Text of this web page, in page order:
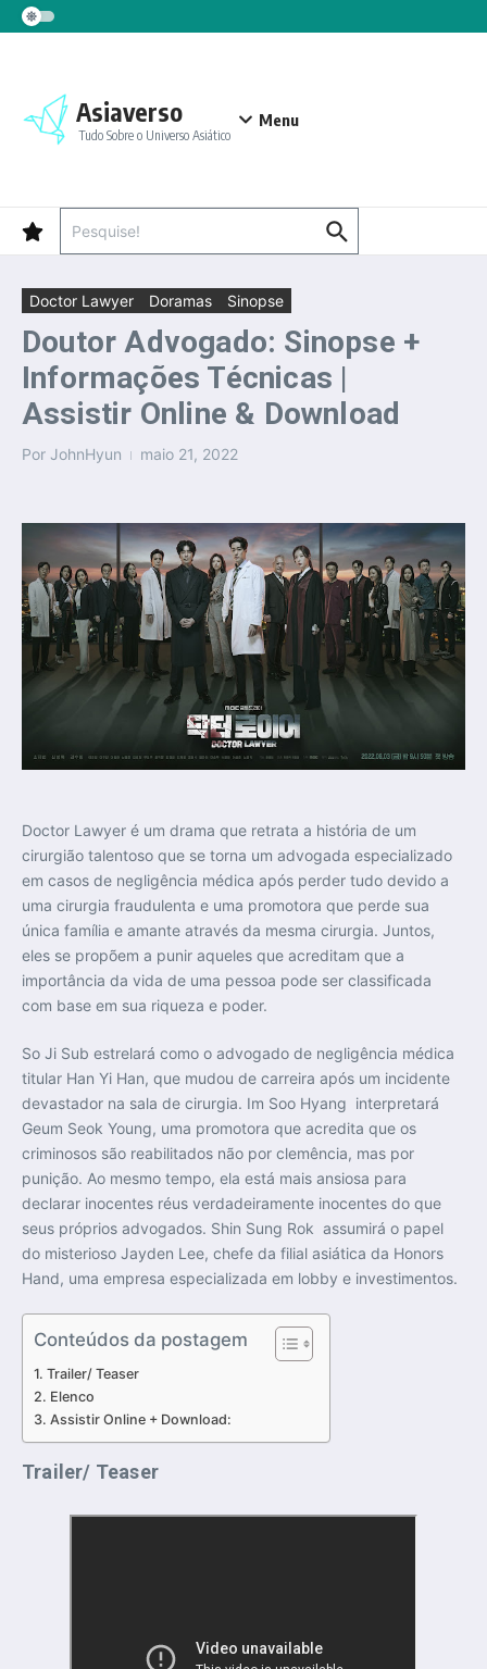
Ir para o conteúdo
Asiaverso
Tudo Sobre o Universo Asiático
Menu
Doctor Lawyer Doramas Sinopse
Doutor Advogado: Sinopse +
Informações Técnicas |
Assistir Online & Download
Por JohnHyun maio 21, 2022
Doctor Lawyer é um drama que retrata a história de um
cirurgião talentoso que se torna um advogada especializado
em casos de negligência médica após perder tudo devido a
uma cirurgia fraudulenta e uma promotora que perde sua
única família e amante através da mesma cirurgia. Juntos,
eles se propõem a punir aqueles que acreditam que a
importância da vida de uma pessoa pode ser classificada
com base em sua riqueza e poder.
So Ji Sub estrelará como o advogado de negligência médica
titular Han Yi Han, que mudou de carreira após um incidente
devastador na sala de cirurgia. Im Soo Hyang interpretará
Geum Seok Young, uma promotora que acredita que os
criminosos são reabilitados não por clemência, mas por
punição. Ao mesmo tempo, ela está mais ansiosa para
declarar inocentes réus verdadeiramente inocentes do que
seus próprios advogados. Shin Sung Rok assumirá o papel
do misterioso Jayden Lee, chefe da filial asiática da Honors
Hand, uma empresa especializada em lobby e investimentos.
Conteúdos da postagem
Trailer/ Teaser
Elenco
Assistir Online + Download:
Trailer/ Teaser